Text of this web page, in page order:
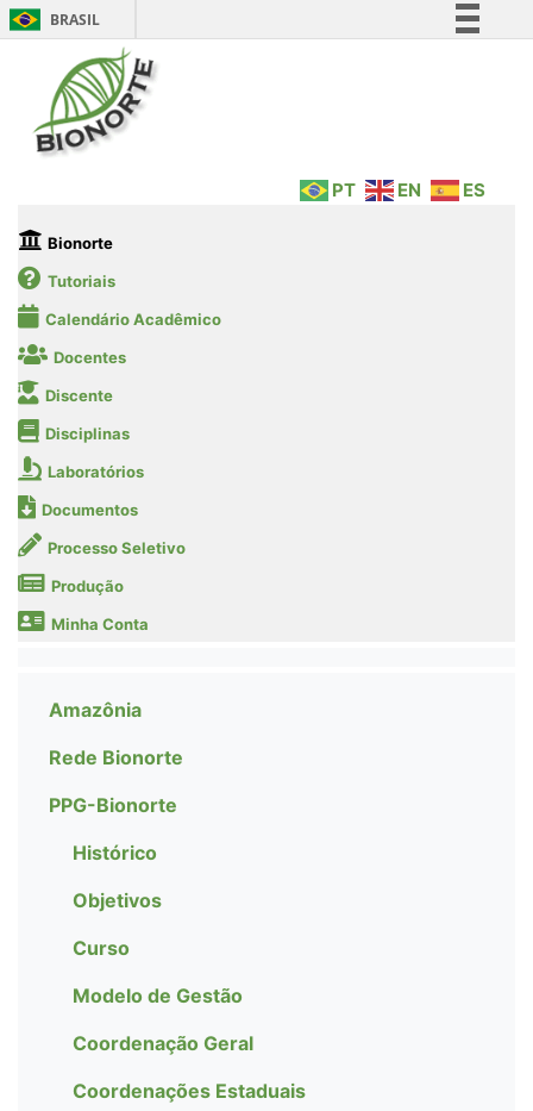
BRASIL
Legislação
PT EN ES
Bionorte
Tutoriais
Calendário Acadêmico
Docentes
Discente
Disciplinas
Laboratórios
Documentos
Processo Seletivo
Produção
Minha Conta
Amazônia
Rede Bionorte
PPG-Bionorte
Histórico
Objetivos
Curso
Modelo de Gestão
Coordenação Geral
Coordenações Estaduais